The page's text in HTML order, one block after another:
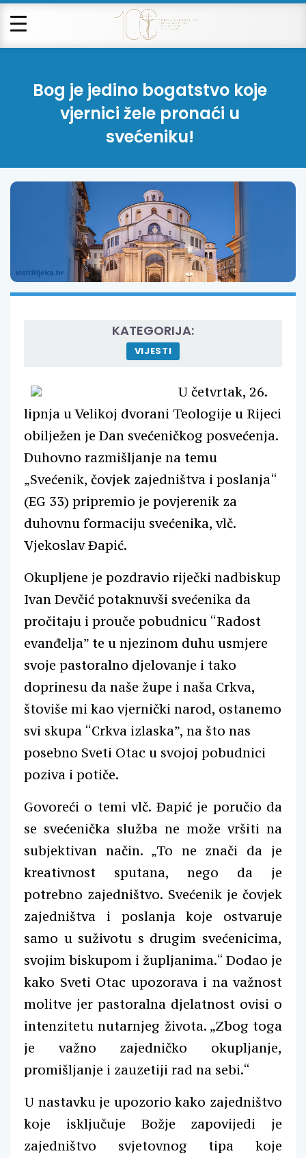
Bog je jedino bogatstvo koje
vjernici žele pronaći u
svećeniku!
KATEGORIJA:
VIJESTI
U četvrtak, 26.
lipnja u Velikoj dvorani Teologije u Rijeci
obilježen je Dan svećeničkog posvećenja.
Duhovno razmišljanje na temu
„Svećenik, čovjek zajedništva i poslanja“
(EG 33) pripremio je povjerenik za
duhovnu formaciju svećenika, vlč.
Vjekoslav Đapić.
Okupljene je pozdravio riječki nadbiskup
Ivan Devčić potaknuvši svećenika da
pročitaju i prouče pobudnicu “Radost
evanđelja” te u njezinom duhu usmjere
svoje pastoralno djelovanje i tako
doprinesu da naše župe i naša Crkva,
štoviše mi kao vjernički narod, ostanemo
svi skupa “Crkva izlaska”, na što nas
posebno Sveti Otac u svojoj pobudnici
poziva i potiče.
Govoreći o temi vlč. Đapić je poručio da
se svećenička služba ne može vršiti na
subjektivan način. „To ne znači da je
kreativnost sputana, nego da je
potrebno zajedništvo. Svećenik je čovjek
zajedništva i poslanja koje ostvaruje
samo u suživotu s drugim svećenicima,
svojim biskupom i župljanima.“ Dodao je
kako Sveti Otac upozorava i na važnost
molitve jer pastoralna djelatnost ovisi o
intenzitetu nutarnjeg života. „Zbog toga
je važno zajedničko okupljanje,
promišljanje i zauzetiji rad na sebi.“
U nastavku je upozorio kako zajedništvo
koje isključuje Božje zapovijedi je
zajedništvo svjetovnog tipa koje